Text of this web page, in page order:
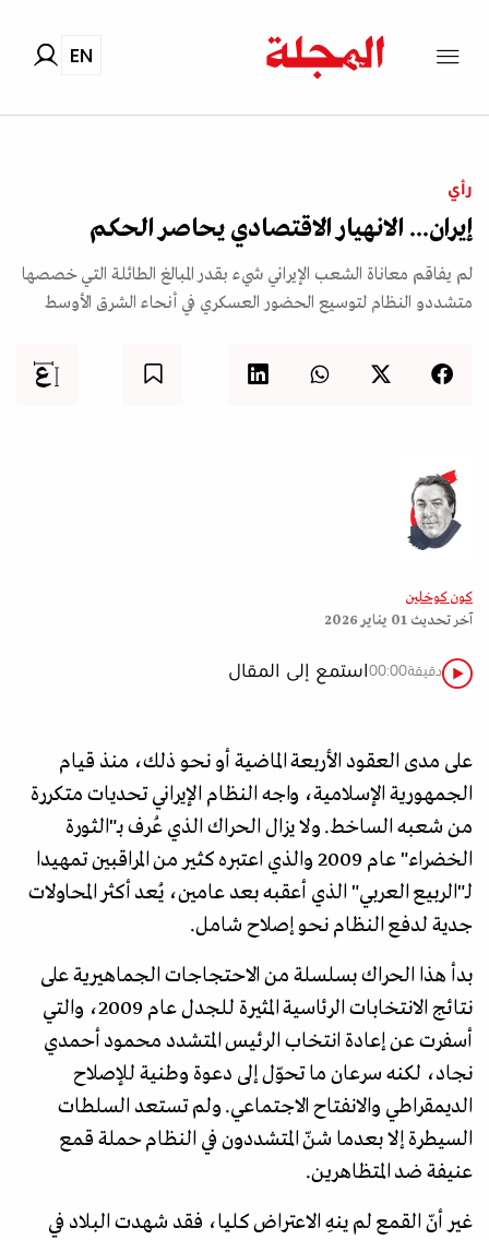
EN
رأي
إيران... الانهيار الاقتصادي يحاصر الحكم
لم يفاقم معاناة الشعب الإيراني شيء بقدر المبالغ الطائلة التي خصصها
متشددو النظام لتوسيع الحضور العسكري في أنحاء الشرق الأوسط
كون كوخلين
آخر تحديث 01 يناير 2026
استمع إلى المقال00:00دقيقة
على مدى العقود الأربعة الماضية أو نحو ذلك، منذ قيام
الجمهورية الإسلامية، واجه النظام الإيراني تحديات متكررة
من شعبه الساخط. ولا يزال الحراك الذي عُرف بـ"الثورة
الخضراء" عام 2009 والذي اعتبره كثير من المراقبين تمهيدا
لـ"الربيع العربي" الذي أعقبه بعد عامين، يُعد أكثر المحاولات
جدية لدفع النظام نحو إصلاح شامل.
بدأ هذا الحراك بسلسلة من الاحتجاجات الجماهيرية على
نتائج الانتخابات الرئاسية المثيرة للجدل عام 2009، والتي
أسفرت عن إعادة انتخاب الرئيس المتشدد محمود أحمدي
نجاد، لكنه سرعان ما تحوّل إلى دعوة وطنية للإصلاح
الديمقراطي والانفتاح الاجتماعي. ولم تستعد السلطات
السيطرة إلا بعدما شنّ المتشددون في النظام حملة قمع
عنيفة ضد المتظاهرين.
غير أنّ القمع لم ينهِ الاعتراض كليا، فقد شهدت البلاد في